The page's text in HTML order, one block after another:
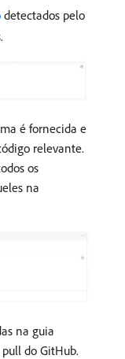
detectados pelo
é fornecida e
relevante.
os
na
na guia
do GitHub.